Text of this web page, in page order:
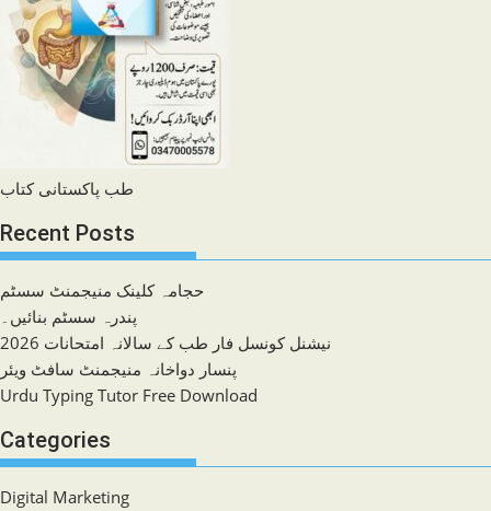
طب پاکستانی کتاب
Recent Posts
حجامہ کلینک منیجمنٹ سسٹم
پندرہ سسٹم بنائیں۔
نیشنل کونسل فار طب کے سالانہ امتحانات 2026
پنسار دواخانہ منیجمنٹ سافٹ ویئر
Urdu Typing Tutor Free Download
Categories
Digital Marketing